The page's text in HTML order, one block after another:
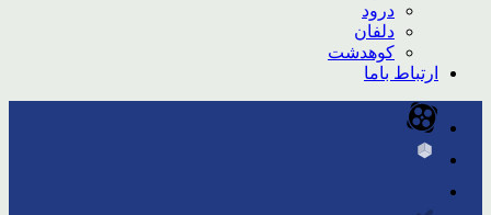
درود
دلفان
کوهدشت
ارتباط باما